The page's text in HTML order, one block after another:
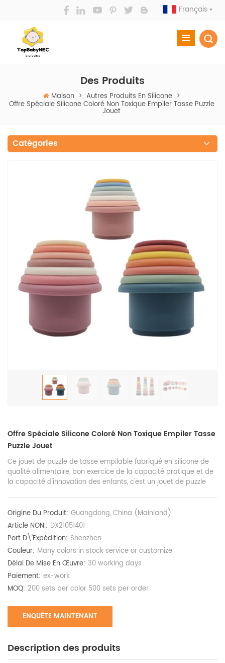
Français
Des Produits
Maison > Autres Produits En Silicone >
Offre Spéciale Silicone Coloré Non Toxique Empiler Tasse Puzzle
Jouet
Catégories
Offre Spéciale Silicone Coloré Non Toxique Empiler Tasse
Puzzle Jouet
Ce jouet de puzzle de tasse empilable fabriqué en silicone de
qualité alimentaire, bon exercice de la capacité pratique et de
la capacité d'innovation des enfants, c'est un jouet de puzzle
Origine Du Produit: Guangdong, China (Mainland)
Article NON.: DX21051401
Port D\'expédition: Shenzhen
Couleur: Many colors in stock service or customize
Délai De Mise En Œuvre: 30 working days
Paiement: ex-work
MOQ: 200 sets per color 500 sets per order
ENQUÊTE MAINTENANT
Description des produits